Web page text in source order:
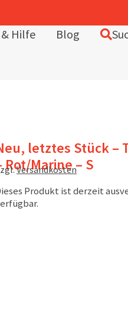
& Hilfe Blog
letztes Stück –
Rot/Marine – S
Versandkosten
Produkt ist derzeit